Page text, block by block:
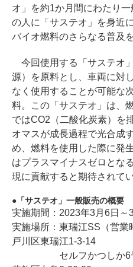
オ」を約1か月間にわたり
の人に「サステオ」を身近
バイオ燃料のさらなる普及
今回使用する「サステオ
源）を原料とし、車両に対
なく使用することが可能な
料。この「サステオ」は、
ではCO2（二酸化炭素）を
オマスが成長過程で光合成
め、燃料を使用した際に発
はプラスマイナスゼロとな
現に貢献すると期待されてい
「サステオ」一般販売の概要
実施期間：2023年3月6日～
実施場所：東瑞江SS（営業
戸川区東瑞江1-3-14
セルフかつしか6号店